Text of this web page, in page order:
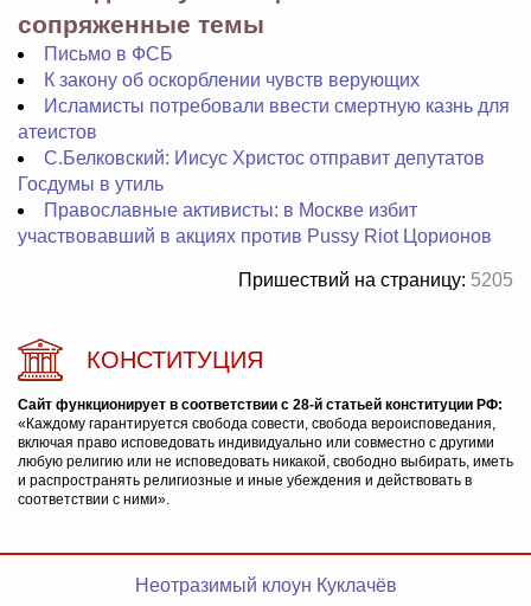
сопряженные темы
Письмо в ФСБ
К закону об оскорблении чувств верующих
Исламисты потребовали ввести смертную казнь для
атеистов
С.Белковский: Иисус Христос отправит депутатов
Госдумы в утиль
Православные активисты: в Москве избит
участвовавший в акциях против Pussy Riot Цорионов
Пришествий на страницу: 5205
КОНСТИТУЦИЯ
Сайт функционирует в соответствии с 28-й статьей конституции РФ:
«Каждому гарантируется свобода совести, свобода вероисповедания,
включая право исповедовать индивидуально или совместно с другими
любую религию или не исповедовать никакой, свободно выбирать, иметь
и распространять религиозные и иные убеждения и действовать в
соответствии с ними».
Неотразимый клоун Куклачёв